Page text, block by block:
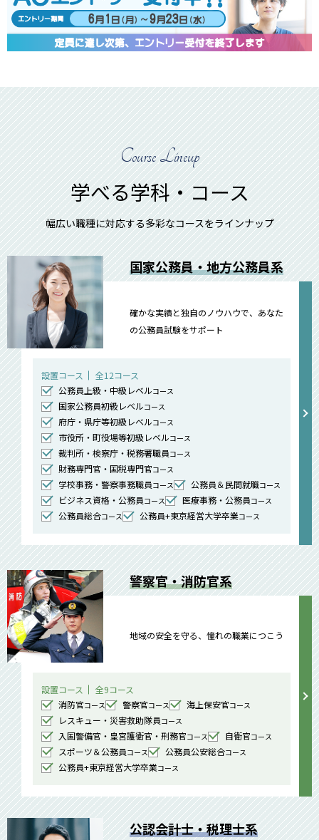
Course Lineup
学べる学科・コース
幅広い職種に対応する多彩なコースをラインナップ
国家公務員・地方公務員系
確かな実績と独自のノウハウで、あなた
の公務員試験をサポート
設置コース
全12コース
公務員上級・中級レベルコース
国家公務員初級レベルコース
府庁・県庁等初級レベルコース
市役所・町役場等初級レベルコース
裁判所・検察庁・税務署職員コース
財務専門官・国税専門官コース
学校事務・警察事務職員コース 公務員＆民間就職コース
ビジネス資格・公務員コース 医療事務・公務員コース
公務員総合コース 公務員+東京経営大学卒業コース
警察官・消防官系
地域の安全を守る、憧れの職業につこう
設置コース
全9コース
消防官コース 警察官コース 海上保安官コース
レスキュー・災害救助隊員コース
入国警備官・皇宮護衛官・刑務官コース 自衛官コース
スポーツ＆公務員コース 公務員公安総合コース
公務員+東京経営大学卒業コース
公認会計士・税理士系